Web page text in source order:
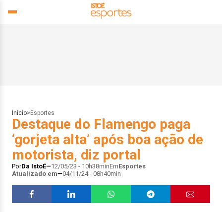
Início> Esportes
Destaque do Flamengo paga
‘gorjeta alta’ após boa ação de
motorista, diz portal
PorDa IstoÉ 12/05/23 - 10h38minEmEsportes
Atualizado em
04/11/24 - 08h40min